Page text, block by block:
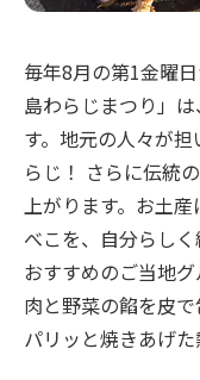
毎年8月の第1金曜
島わらじまつり」
す。地元の人々が
らじ！ さらに伝統
上がります。お土
べこを、自分らしく
おすすめのご当地
肉と野菜の餡を皮
パリッと焼きあげた